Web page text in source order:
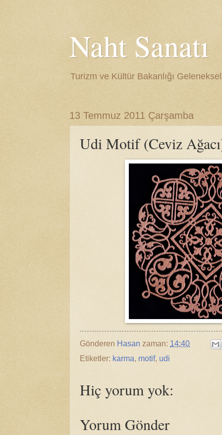
Naht Sanatı
Turizm ve Kültür Bakanlığı
13 Temmuz 2011 Çarşamba
Udi Motif (Ceviz
Gönderen Hasan zaman: 14:40
Etiketler: karma, motif, udi
Hiç yorum yok:
Yorum Gönder